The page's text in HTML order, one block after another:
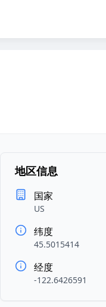
地区信息
国家
US
纬度
45.5015414
经度
-122.6426591